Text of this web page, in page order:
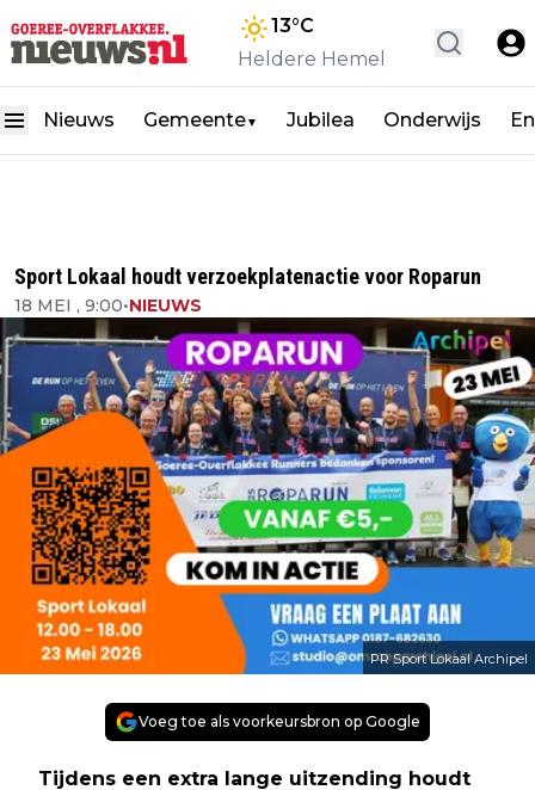
13°C
Heldere Hemel
Nieuws Gemeente▼ Jubilea Onderwijs
Sport Lokaal houdt verzoekplatenactie voor Roparun
18 MEI , 9:00•NIEUWS
PR Sport Lokaal Archipel
Voeg toe als voorkeursbron op Google
Tijdens een extra lange uitzending houdt